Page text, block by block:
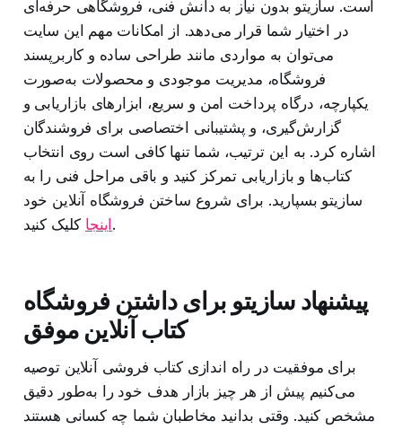
است. سازیتو بدون نیاز به دانش فنی، فروشگاهی حرفه‌ای
در اختیار شما قرار می‌دهد. از امکانات مهم این سایت
می‌توان به مواردی مانند طراحی ساده و کاربرپسند
فروشگاه، مدیریت موجودی و محصولات به‌صورت
یکپارچه، درگاه پرداخت امن و سریع، ابزارهای بازاریابی و
گزارش‌گیری، و پشتیبانی اختصاصی برای فروشندگان
اشاره کرد. به این ترتیب، شما تنها کافی است روی انتخاب
کتاب‌ها و بازاریابی تمرکز کنید و باقی مراحل فنی را به
سازیتو بسپارید. برای شروع ساختن فروشگاه آنلاین خود
اینجاکلیک کنید.
پیشنهاد سازیتو برای داشتن فروشگاه
کتاب آنلاین موفق
برای موفقیت در راه اندازی کتاب فروشی آنلاین توصیه
می‌کنیم پیش از هر چیز بازار هدف خود را به‌طور دقیق
مشخص کنید. وقتی بدانید مخاطبان شما چه کسانی هستند